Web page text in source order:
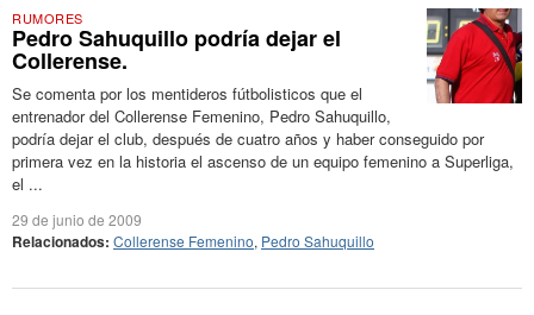
RUMORES
Pedro Sahuquillo podría dejar el
Collerense.
Se comenta por los mentideros fútbolisticos que el
entrenador del Collerense Femenino, Pedro Sahuquillo,
podría dejar el club, después de cuatro años y haber conseguido por
primera vez en la historia el ascenso de un equipo femenino a Superliga,
el ...
29 de junio de 2009
Relacionados: Collerense Femenino, Pedro Sahuquillo